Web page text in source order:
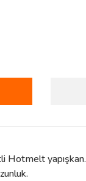
Hotmelt yapışkan.